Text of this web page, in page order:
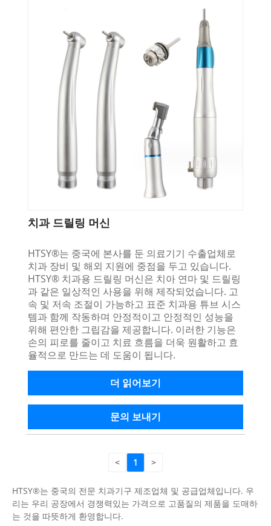
치과 드릴링 머신
HTSY®는 중국에 본사를 둔 의료기기 수출업체로
치과 장비 및 해외 지원에 중점을 두고 있습니다.
HTSY® 치과용 드릴링 머신은 치아 연마 및 드릴링
과 같은 일상적인 사용을 위해 제작되었습니다. 고
속 및 저속 조절이 가능하고 표준 치과용 튜브 시스
템과 함께 작동하며 안정적이고 안정적인 성능을
위해 편안한 그립감을 제공합니다. 이러한 기능은
손의 피로를 줄이고 치료 흐름을 더욱 원활하고 효
율적으로 만드는 데 도움이 됩니다.
더 읽어보기
문의 보내기
< 1 >
HTSY®는 중국의 전문 치과기구 제조업체 및 공급업체입니다. 우
리는 우리 공장에서 경쟁력있는 가격으로 고품질의 제품을 도매하
는 것을 따뜻하게 환영합니다.